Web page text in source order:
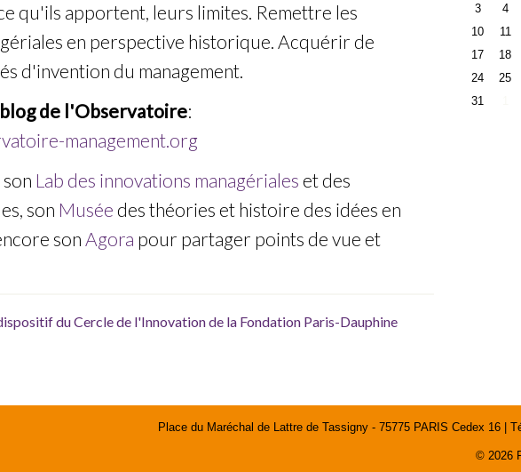
qu'ils apportent, leurs limites. Remettre les
en perspective historique. Acquérir de
d'invention du management.
de l'Observatoire:
management.org
Lab des innovations managériales et des
son Musée des théories et histoire des idées en
sonAgora pour partager points de vue et
du Cercle de l'Innovation de la Fondation Paris-Dauphine
3
4
10
11
17
18
24
25
31
Place du Maréchal de Lattre de Tassigny - 75775 PARIS Cedex 16 |
© 2026